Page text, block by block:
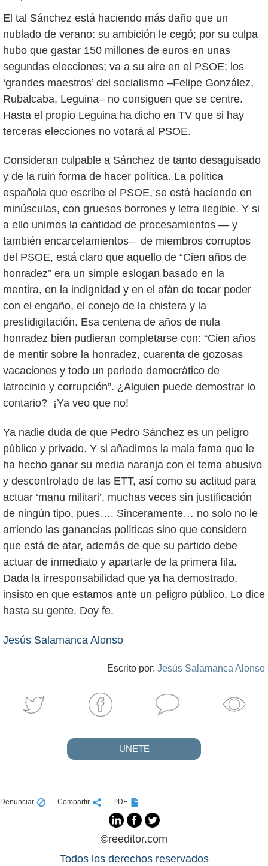
El tal Sánchez está haciendo más daño que un
nublado de verano: su ambición le cegó; por su culpa
hubo que gastar 150 millones de euros en unas
segundas elecciones; va a su aire en el PSOE; los
‘grandes maestros’ del socialismo –Felipe González,
Rubalcaba, Leguina– no consiguen que se centre.
Hasta el propio Leguina ha dicho en TV que si hay
terceras elecciones no votará al PSOE.
Consideran culpable a Sánchez de tanto desaguisado
y de la ruin forma de hacer política. La política
española que escribe el PSOE, se está haciendo en
minúsculas, con gruesos borrones y letra ilegible. Y si
a ello unimos la cantidad de procesamientos — y
también encarcelamientos– de miembros corruptos
del PSOE, está claro que aquello de “Cien años de
honradez” era un simple eslogan basado en la
mentira, en la indignidad y en el afán de tocar poder
con el engaño, el conejo de la chistera y la
prestidigitación. Esa centena de años de nula
honradez bien pudieran completarse con: “Cien años
de mentir sobre la honradez, cuarenta de gozosas
vacaciones y todo un periodo democrático de
latrocinio y corrupción”. ¿Alguien puede demostrar lo
contario? ¡Ya veo que no!
Ya nadie duda de que Pedro Sánchez es un peligro
público y privado. Y si añadimos la mala fama que le
ha hecho ganar su media naranja con el tema abusivo
y descontrolado de las ETT, así como su actitud para
actuar ‘manu militari’, muchas veces sin justificación
de ningún tipo, pues…. Sinceramente… no solo no le
arriendo las ganancias políticas sino que considero
que está de atar, además de que su partido debe
actuar de inmediato y apartarle de la primera fila.
Dada la irresponsabilidad que ya ha demostrado,
insisto en que estamos ante un peligro público. Lo dice
hasta su gente. Doy fe.
Jesús Salamanca Alonso
Escrito por: Jesús Salamanca Alonso
UNETE
Denunciar Compartir PDF
©reeditor.com
Todos los derechos reservados